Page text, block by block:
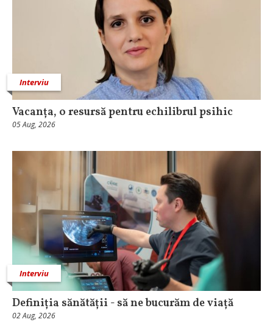
Interviu
Vacanța, o resursă pentru echilibrul psihic
05 Aug, 2026
Interviu
Definiția sănătății - să ne bucurăm de viață
02 Aug, 2026